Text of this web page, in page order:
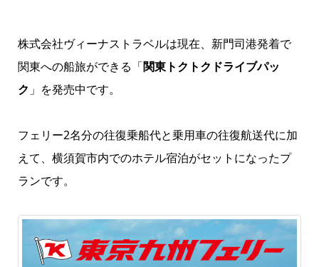
株式会社ヴィーナストラベルは現在、新門司港発着で
関東への船旅ができる「関東トクトクドライブパッ
ク 」を発売中です。
フェリー2名分の往復乗船代と乗用車の往復航送代に加
えて、横須賀市内でのホテル宿泊がセットになったプ
ランです。